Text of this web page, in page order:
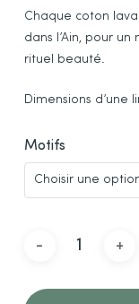
Chaque coton
dans l’Ain, pour
rituel beauté.
Dimensions d’une
Motifs
Choisir une